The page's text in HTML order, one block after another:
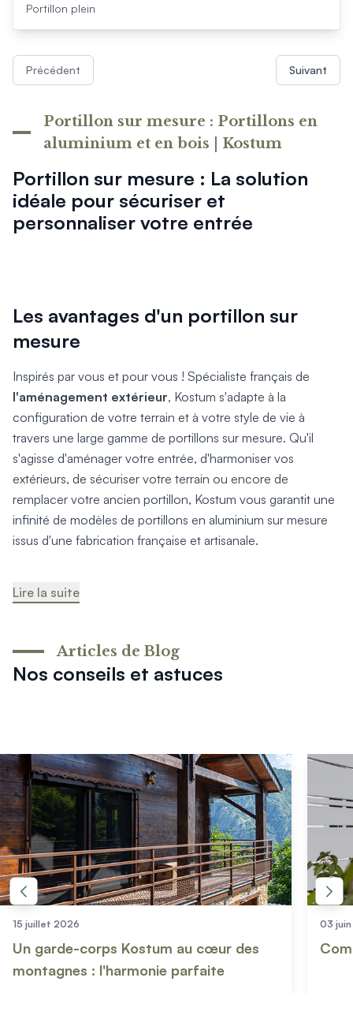
Portillon plein
Précédent Suivant
Portillon sur mesure : La solution
idéale pour sécuriser et
personnaliser votre entrée
Portillon sur mesure : Portillons en
aluminium et en bois | Kostum
Les avantages d'un portillon sur
mesure
Inspirés par vous et pour vous ! Spécialiste français de
l'aménagement extérieur, Kostum s'adapte à la
configuration de votre terrain et à votre style de vie à
travers une large gamme de portillons sur mesure. Qu'il
s'agisse d'aménager votre entrée, d'harmoniser vos
extérieurs, de sécuriser votre terrain ou encore de
remplacer votre ancien portillon, Kostum vous garantit une
infinité de modèles de portillons en aluminium sur mesure
issus d'une fabrication française et artisanale.
Lire la suite
Nos conseils et astuces
Articles de Blog
15 juillet 2026
Un garde-corps Kostum au cœur des
montagnes : l'harmonie parfaite
03